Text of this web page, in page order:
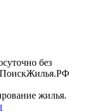
без
ПоискЖилья.РФ
жилья.